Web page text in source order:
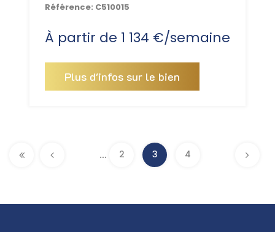
Référence: C510015
À partir de 1 134 €/semaine
Plus d'infos sur le bien
Pages 2 3 4